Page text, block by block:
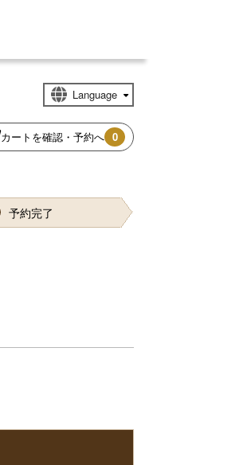
カートを確認・予約へ 0
予約完了